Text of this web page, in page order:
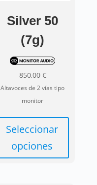
Silver 50
(7g)
850,00 €
Altavoces de 2 vías tipo
monitor
Seleccionar
opciones